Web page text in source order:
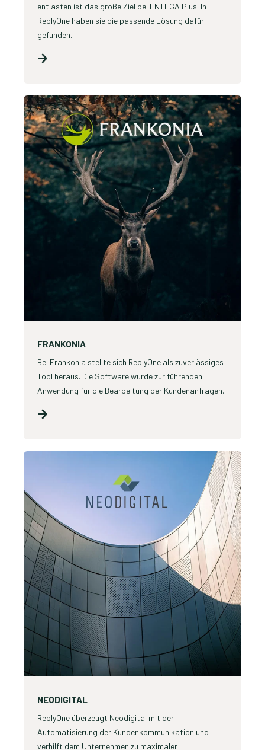
entlasten ist das große Ziel bei ENTEGA Plus. In
ReplyOne haben sie die passende Lösung dafür
gefunden.
FRANKONIA
Bei Frankonia stellte sich ReplyOne als zuverlässiges
Tool heraus. Die Software wurde zur führenden
Anwendung für die Bearbeitung der Kundenanfragen.
NEODIGITAL
ReplyOne überzeugt Neodigital mit der
Automatisierung der Kundenkommunikation und
verhilft dem Unternehmen zu maximaler